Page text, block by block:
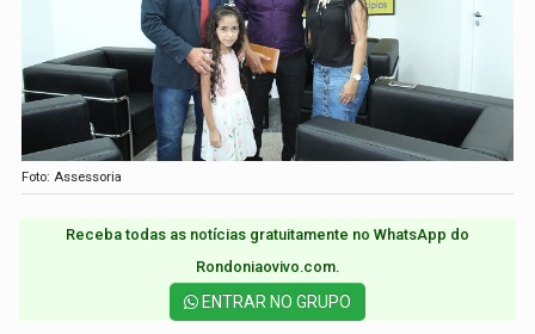
Foto: Assessoria
Receba todas as notícias gratuitamente no WhatsApp do
Rondoniaovivo.com.​
ENTRAR NO GRUPO